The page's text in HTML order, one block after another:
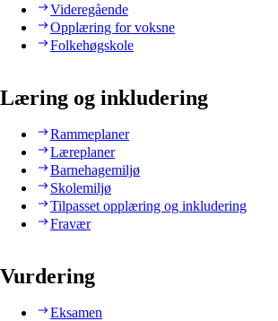
Videregående
Opplæring for voksne
Folkehøgskole
Læring og inkludering
Rammeplaner
Læreplaner
Barnehagemiljø
Skolemiljø
Tilpasset opplæring og inkludering
Fravær
Vurdering
Eksamen